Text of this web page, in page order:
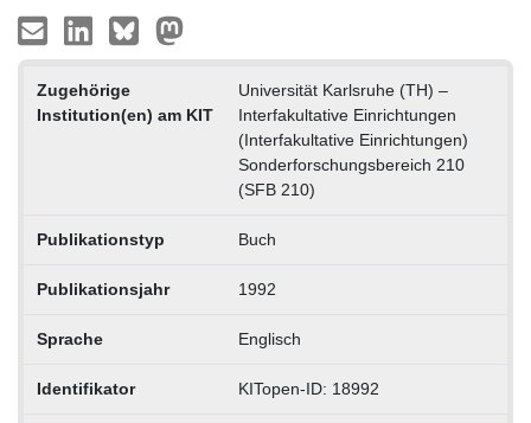
Zugehörige
Institution(en) am KIT
Universität Karlsruhe (TH) –
Interfakultative Einrichtungen
(Interfakultative Einrichtungen)
Sonderforschungsbereich 210
(SFB 210)
Publikationstyp Buch
Publikationsjahr 1992
Sprache Englisch
Identifikator KITopen-ID: 18992